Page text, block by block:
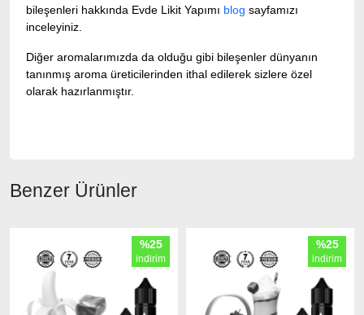
bileşenleri hakkında Evde Likit Yapımı blog sayfamızı
inceleyiniz.
Diğer aromalarımızda da olduğu gibi bileşenler dünyanın
tanınmış aroma üreticilerinden ithal edilerek sizlere özel
olarak hazırlanmıştır.
Benzer Ürünler
%25
indirim
%25
indirim